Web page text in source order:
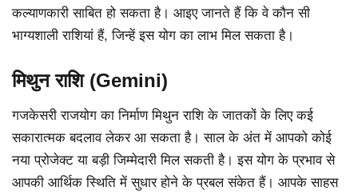
कल्याणकारी साबित हो सकता है। आइए जानते हैं कि वे कौन सी
भाग्यशाली राशियां हैं, जिन्हें इस योग का लाभ मिल सकता है।
मिथुन राशि (Gemini)
गजकेसरी राजयोग का निर्माण मिथुन राशि के जातकों के लिए कई
सकारात्मक बदलाव लेकर आ सकता है। साल के अंत में आपको कोई
नया प्रोजेक्ट या बड़ी जिम्मेदारी मिल सकती है। इस योग के प्रभाव से
आपकी आर्थिक स्थिति में सुधार होने के प्रबल संकेत हैं। आपके साहस